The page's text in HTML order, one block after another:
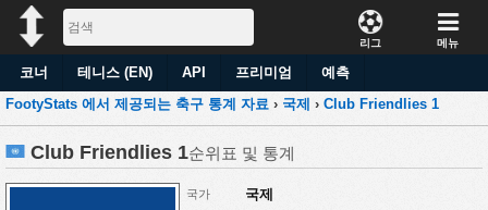
리그 메뉴
코너 테니스 (EN) API 프리미엄
예측
FootyStats 에서 제공되는 축구 통계 자료 › 국제 › Club Friendlies 1
Club Friendlies 1순위표 및 통계
국가 국제